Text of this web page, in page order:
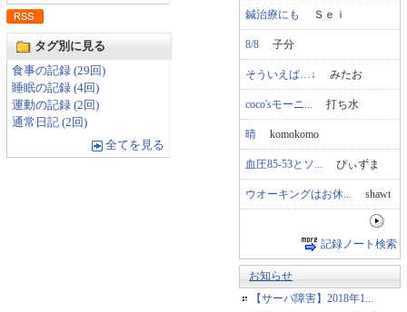
タグ別に見る
食事の記録 (29回)
睡眠の記録 (4回)
運動の記録 (2回)
通常日記 (2回)
全てを見る
鍼治療にも Ｓｅｉ
8/8 子分
そういえば…↓ みたお
coco'sモーニ... 打ち水
晴 komokomo
血圧85-53とソ... ぴぃずま
ウオーキングはお休... shawt
記録ノート検索
お知らせ
【サーバ障害】2018年1...